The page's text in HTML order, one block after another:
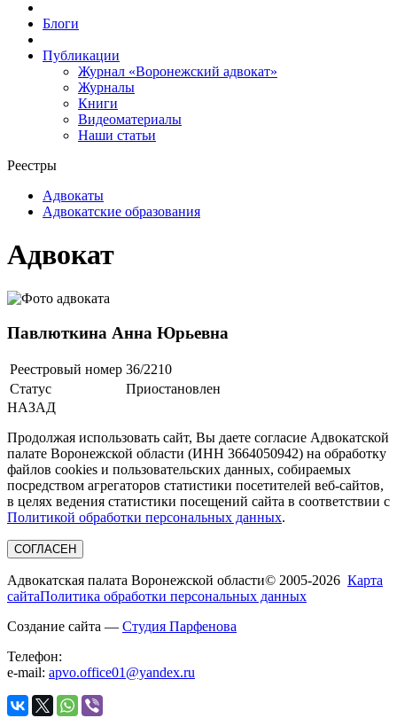
Блоги
Публикации
Журнал «Воронежский адвокат»
Журналы
Книги
Видеоматериалы
Наши статьи
Реестры
Адвокаты
Адвокатские образования
Адвокат
Павлюткина Анна Юрьевна
Реестровый номер 36/2210
Статус
Приостановлен
НАЗАД
Продолжая использовать сайт, Вы даете согласие Адвокатской
палате Воронежской области (ИНН 3664050942) на обработку
файлов cookies и пользовательских данных, собираемых
посредством агрегаторов статистики посетителей веб-сайтов,
в целях ведения статистики посещений сайта в соответствии с
Политикой обработки персональных данных.
СОГЛАСЕН
Адвокатская палата Воронежской области© 2005-2026 Карта
сайтаПолитика обработки персональных данных
Создание сайта — Студия Парфенова
Телефон:
e-mail: apvo.office01@yandex.ru